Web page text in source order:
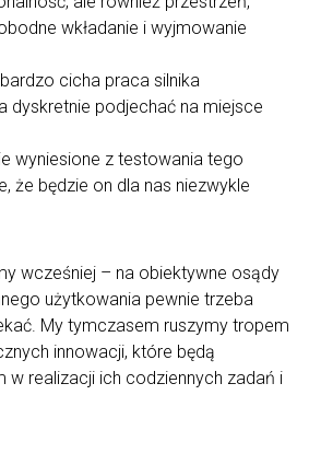
wkładanie i wyjmowanie
cicha praca silnika
dyskretnie podjechać na miejsce
wyniesione z testowania tego
że będzie on dla nas niezwykle
wcześniej – na obiektywne osądy
użytkowania pewnie trzeba
My tymczasem ruszymy tropem
innowacji, które będą
w realizacji ich codziennych zadań i